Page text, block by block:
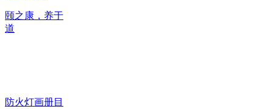
颐之康，养于
道
防火灯画册目